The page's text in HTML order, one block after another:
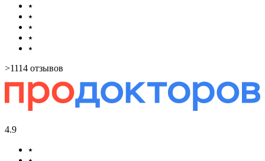
⭑
⭑
⭑
⭑
⭑
>1114 отзывов
4.9
⭑